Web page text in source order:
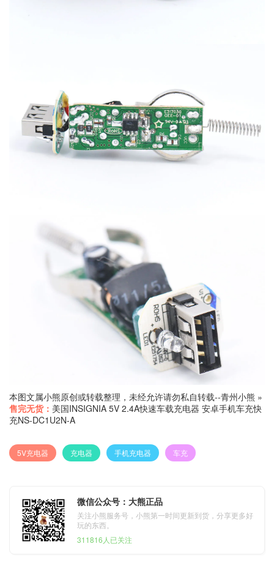
本图文属小熊原创或转载整理，未经允许请勿私自转载--青州小熊 »
售完无货： 美国INSIGNIA 5V 2.4A快速车载充电器 安卓手机车充快
充NS-DC1U2N-A
5V充电器 充电器 手机充电器 车充
微信公众号：大熊正品
关注小熊服务号，小熊第一时间更新到货，分享更多好
玩的东西。
311816人已关注